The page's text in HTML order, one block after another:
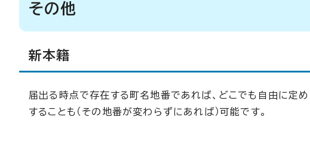
その他
新本籍
届出る時点で存在する町名地番であれば、どこでも自由に定
することも（その地番が変わらずにあれば）可能です。